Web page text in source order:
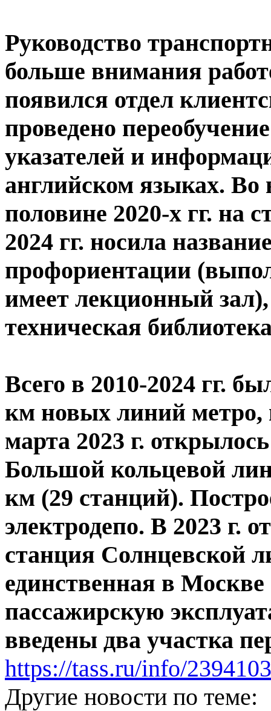
Руководство
больше внимания
появился отдел
проведено
указателей и
английском языках. Во
половине 2020-х гг. на
2024 гг. носила
профориентации
имеет лекционный
техническая
Всего в 2010-2024 гг.
км новых линий метро,
марта 2023 г.
Большой кольцевой
км (29 станций).
электродепо. В 2023 г.
станция Солнцевской
единственная в Москве
пассажирскую
введены два участка
https://tass.ru/info/
Другие новости по теме: